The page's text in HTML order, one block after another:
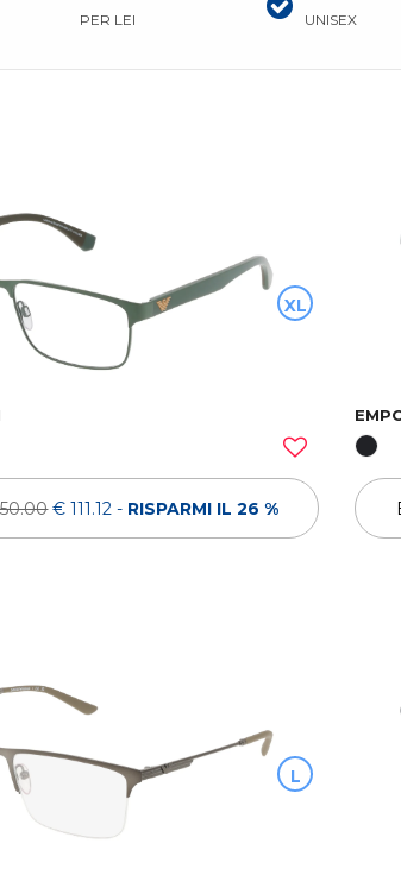
PER LEI UNISEX
XL
€ 111.12 - RISPARMI IL 26 %
L